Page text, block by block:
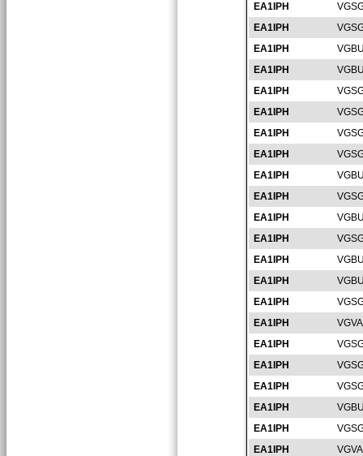
EA1IPH
EA1IPH
EA1IPH
EA1IPH
EA1IPH
EA1IPH
EA1IPH
EA1IPH
EA1IPH
EA1IPH
EA1IPH
EA1IPH
EA1IPH
EA1IPH
EA1IPH
EA1IPH
EA1IPH
EA1IPH
EA1IPH
EA1IPH
EA1IPH
EA1IPH